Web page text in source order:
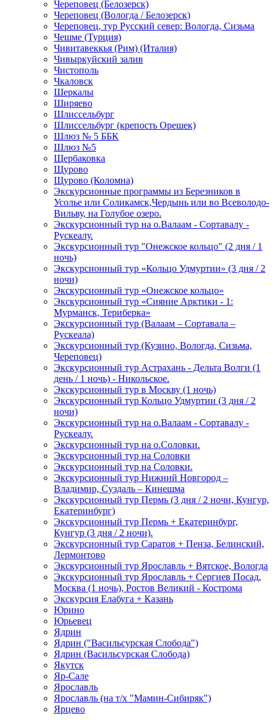
Череповец (Белозерск)
Череповец (Вологда / Белозерск)
Череповец, тур Русский север: Вологда, Сизьма
Чешме (Турция)
Чивитавеккья (Рим) (Италия)
Чивыркуйский залив
Чистополь
Чкаловск
Шеркалы
Ширяево
Шлиссельбург
Шлиссельбург (крепость Орешек)
Шлюз № 5 ББК
Шлюз №5
Щербаковка
Щурово
Щурово (Коломна)
Экскурсионные программы из Березников в
Усолье или Соликамск,Чердынь или во Всеволодо-
Вильву, на Голубое озеро.
Экскурсионный тур на о.Валаам - Сортавалу -
Рускеалу.
Экскурсионный тур "Онежское кольцо" (2 дня / 1
ночь)
Экскурсионный тур «Кольцо Удмуртии» (3 дня / 2
ночи)
Экскурсионный тур «Онежское кольцо»
Экскурсионный тур «Сияние Арктики - 1:
Мурманск, Териберка»
Экскурсионный тур (Валаам – Сортавала –
Рускеала)
Экскурсионный тур (Кузино, Вологда, Сизьма,
Череповец)
Экскурсионный тур Астрахань - Дельта Волги (1
день / 1 ночь) - Никольское.
Экскурсионный тур в Москву (1 ночь)
Экскурсионный тур Кольцо Удмуртии (3 дня / 2
ночи)
Экскурсионный тур на о.Валаам - Сортавалу -
Рускеалу.
Экскурсионный тур на о.Соловки.
Экскурсионный тур на Соловки
Экскурсионный тур на Соловки.
Экскурсионный тур Нижний Новгород –
Владимир, Суздаль – Кинешма
Экскурсионный тур Пермь (3 дня / 2 ночи, Кунгур,
Екатеринбург)
Экскурсионный тур Пермь + Екатеринбург,
Кунгур (3 дня / 2 ночи).
Экскурсионный тур Саратов + Пенза, Белинский,
Лермонтово
Экскурсионный тур Ярославль + Вятское, Вологда
Экскурсионный тур Ярославль + Сергиев Посад,
Москва (1 ночь), Ростов Великий - Кострома
Экскурсия Елабуга + Казань
Юрино
Юрьевец
Ядрин
Ядрин ("Васильсурская Слобода")
Ядрин (Васильсурская Слобода)
Якутск
Яр-Сале
Ярославль
Ярославль (на т/х "Мамин-Сибиряк")
Ярцево